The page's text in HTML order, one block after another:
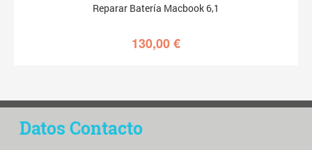
Reparar Batería Macbook 6,1
130,00€
Datos Contacto